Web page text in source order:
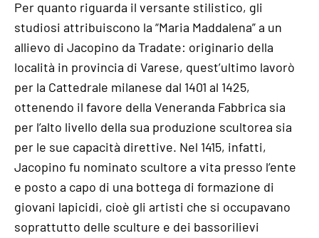
Per quanto riguarda il versante stilistico, gli
studiosi attribuiscono la “Maria Maddalena” a un
allievo di Jacopino da Tradate: originario della
località in provincia di Varese, quest’ultimo lavorò
per la Cattedrale milanese dal 1401 al 1425,
ottenendo il favore della Veneranda Fabbrica sia
per l’alto livello della sua produzione scultorea sia
per le sue capacità direttive. Nel 1415, infatti,
Jacopino fu nominato scultore a vita presso l’ente
e posto a capo di una bottega di formazione di
giovani lapicidi, cioè gli artisti che si occupavano
soprattutto delle sculture e dei bassorilievi